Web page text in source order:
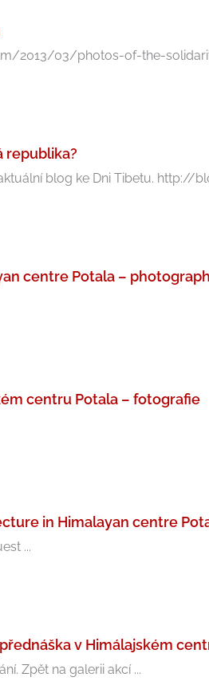
2013/03/photos-of-the-
republika?
blog ke Dni Tibetu.
centre Potala –
centru Potala – fotografie
in Himalayan centre
...
v Himálajském
Zpět na galerii akcí ...